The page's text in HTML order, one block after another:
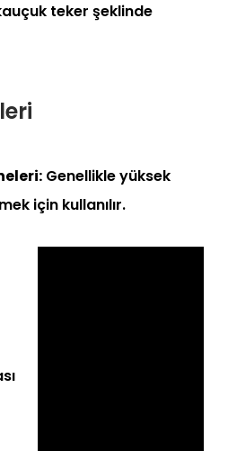
teker şeklinde
Genellikle yüksek
için kullanılır.